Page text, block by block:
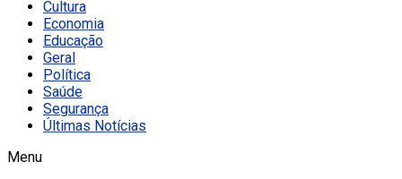
Cultura
Economia
Educação
Geral
Política
Saúde
Segurança
Últimas Notícias
Menu